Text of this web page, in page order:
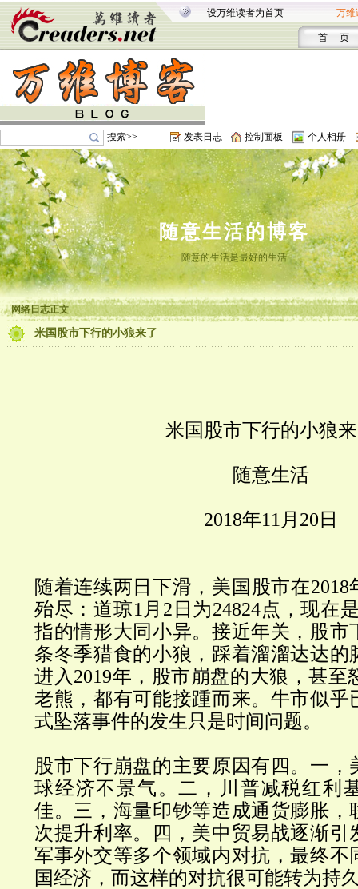
设万维读者为首页 万维
首 页
搜索>> 发表日志 控制面板 个人相册
随意生活的博客
随意的生活是最好的生活
网络日志正文
米国股市下行的小狼来了
米国股市下行的小狼
随意生活
2018年11 月 20 日
随着连续两日下滑，美国股市在2018
殆尽：道琼1 月 2 日为24824点，现在
指的情形大同小异。 接近年关， 股市
条冬季猎食的小狼，踩着溜溜达达的
进入 2019年，股市崩盘的大狼，甚至
老熊，都有可能接踵而来。牛市似乎
式坠落事件的发生只是时间问题。
股市下行崩盘的主要原因有四。一，
球经济不景气。二，川普减税红利
佳。三，海量印钞等造成通货膨胀，
次提升利率。四，美中贸易战逐渐引
军事外交等多个领域内对抗，最终不
国经济，而这样的对抗很可能转为持